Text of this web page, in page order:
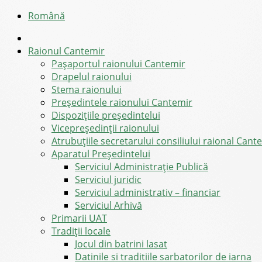
Română
Raionul Cantemir
Pașaportul raionului Cantemir
Drapelul raionului
Stema raionului
Preşedintele raionului Cantemir
Dispozițiile președintelui
Vicepreşedinţii raionului
Atrubuțiile secretarului consiliului raional
Aparatul Preşedintelui
Serviciul Administraţie Publică
Serviciul juridic
Serviciul administrativ – financiar
Serviciul Arhivă
Primarii UAT
Tradiții locale
Jocul din batrini lasat
Datinile si traditiile sarbatorilor de iarna